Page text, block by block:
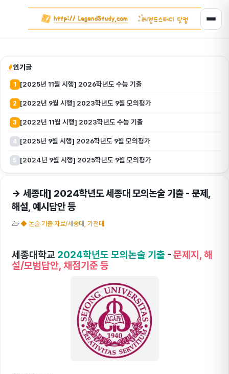
인기글
1 [2025년 11월 시행] 2026학년도 수능 기출
2 [2022년 9월 시행] 2023학년도 9월 모의평가
3 [2022년 11월 시행] 2023학년도 수능 기출
4 [2025년 9월 시행] 2026학년도 9월 모의평가
5 [2024년 9월 시행] 2025학년도 9월 모의평가
→ 세종대] 2024학년도 세종대 모의논술 기출 - 문제,
해설, 예시답안 등
◆ 논술 기출 자료/세종대, 가천대
세종대학교 2024학년도 모의논술 기출 - 문제지, 해
설/모범답안, 채점기준 등